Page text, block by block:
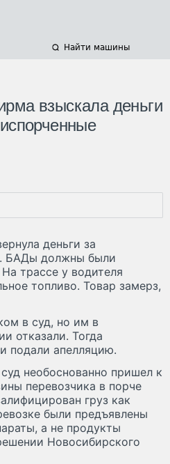
Найти машины
взыскала деньги
деньги за
БАДы должны были
трассе у водителя
топливо. Товар замерз,
в суд, но им в
отказали. Тогда
подали апелляцию.
необоснованно пришел к
перевозчика в порче
груз как
были предъявлены
а не продукты
Новосибирского